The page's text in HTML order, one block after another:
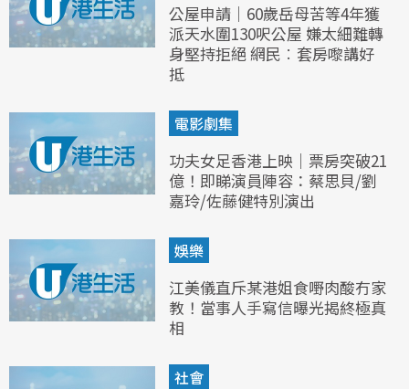
公屋申請｜60歲岳母苦等4年獲
派天水圍130呎公屋 嫌太細難轉
身堅持拒絕 網民︰套房嚟講好
抵
電影劇集
功夫女足香港上映｜票房突破21
億！即睇演員陣容：蔡思貝/劉
嘉玲/佐藤健特別演出
娛樂
江美儀直斥某港姐食嘢肉酸冇家
教！當事人手寫信曝光揭終極真
相
社會